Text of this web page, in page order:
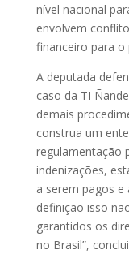
nível nacional
envolvem
financeiro para o
A deputada
caso da TI
demais
construa um
regulamentação
indenizações,
a serem pagos e
definição isso
garantidos os
no Brasil”,